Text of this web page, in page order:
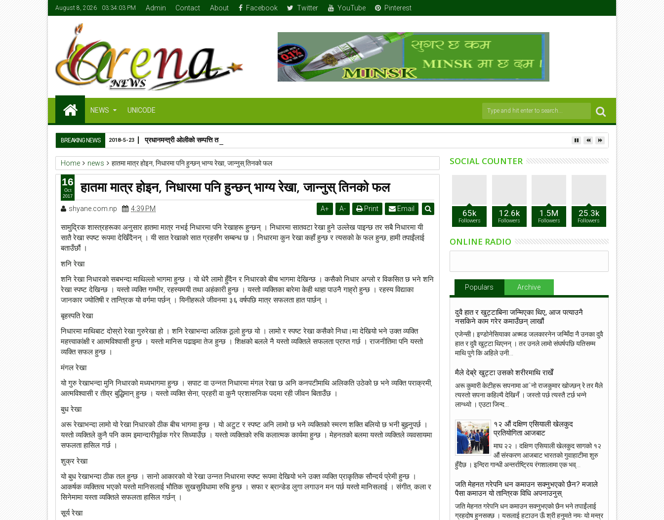
August 8, 2026 03:34:04 PM Admin Contact About Facebook Twitter YouTube Pinterest
NEWS UNICODE
BREAKING NEWS प्रधानमन्त्री ओलीको सम्पत्ति तलबभत्ताको ४२ लाख मात्र: सुन १७-१८ तोला
2018-5-23
Home news हातमा मात्र होइन, निधारमा पनि हुन्छन् भाग्य रेखा, जान्नुस् तिनको फल
हातमा मात्र होइन, निधारमा पनि हुन्छन् भाग्य रेखा, जान्नुस् तिनको फल
shyane.com.np 4:39 PM A+ A- Print Email
सामुद्रिक शास्त्रहरूका अनुसार हातमा मात्र नभई निधारमा पनि रेखाहरू हुन्छन् । निधारमा सातवटा रेखा हुने उल्लेख पाइन्छ तर सबै निधारमा यी
सातै रेखा स्पष्ट रूपमा देखिँदैनन् । यी सात रेखाको सात ग्रहसँग सम्बन्ध छ । निधारमा कुन रेखा कहाँ हुन्छ र त्यसको के फल हुन्छ, हामी तपाईंलाई
बताउँछौं ।
शनि रेखा
शनि रेखा निधारको सबभन्दा माथिल्लो भागमा हुन्छ । यो धेरै लामो हुँदैन र निधारको बीच भागमा देखिन्छ । कसैको निधार अग्लो र विकसित छ भने शनि
रेखा स्पष्ट देखिन्छ । यस्तो व्यक्ति गम्भीर, रहस्यमयी तथा अहंकारी हुन्छ । यस्तो व्यक्तिका बारेमा केही थाहा पाउनै गाह्रो हुन्छ । रहस्य विद्याका
जानकार ज्योतिषी र तान्त्रिक यो वर्गमा पर्छन् । यिनीहरूले जीवनमा ३६ वर्षपछि मात्र सफलता हात पार्छन् ।
बृहस्पति रेखा
निधारमा माथिबाट दोस्रो रेखा गुरुरेखा हो । शनि रेखाभन्दा अलिक ठूलो हुन्छ यो । लामो र स्पष्ट रेखा कसैको निधा।मा देखियो भने उक्त व्यक्ति
महत्त्वाकांक्षी र आत्मविश्वासी हुन्छ । यस्तो मानिस पढाइमा तेज हुन्छ । शिक्षको बलले नै यस्तो व्यक्तिले सफलता प्राप्त गर्छ । राजनीतिमा पनि यस्तो
व्यक्ति सफल हुन्छ ।
मंगल रेखा
यो गुरु रेखाभन्दा मुनि निधारको मध्यभागमा हुन्छ । सपाट वा उन्नत निधारमा मंगल रेखा छ अनि कनपटीमाथि अलिकति उठेको छ भने व्यक्ति पराक्रमी,
आत्मविश्वासी र तीव्र बुद्धिमान् हुन्छ । यस्तो व्यक्ति सेना, प्रहरी वा कुनै प्रशासनिक पदमा रही जीवन बिताउँछ ।
बुध रेखा
अरू रेखाभन्दा लामो यो रेखा निधारको ठीक बीच भागमा हुन्छ । यो अटुट र स्पष्ट अनि लामो छ भने व्यक्तिको स्मरण शक्ति बलियो छ भनी बुझ्नुपर्छ ।
यस्तो व्यक्तिले कुनै पनि काम इमान्दारीपूर्वक गरेर सिध्याउँछ । यस्तो व्यक्तिको रुचि कलात्मक कार्यमा हुन्छ । मेहनतको बलमा यस्तो व्यक्तिले व्यवसायमा
सफलता हासिल गर्छ ।
शुक्र रेखा
यो बुध रेखाभन्दा ठीक तल हुन्छ । सानो आकारको यो रेखा उन्नत निधारमा स्पष्ट रूपमा देखियो भने उक्त व्यक्ति प्राकृतिक सौन्दर्य प्रेमी हुन्छ ।
आकर्षक व्यक्तित्व भएको यस्तो मानिसलाई भौतिक सुखसुविधामा रुचि हुन्छ । सफा र ब्रान्डेड लुगा लगाउन मन पर्छ यस्तो मानिसलाई । संगीत, कला र
सिनेमामा यस्ता व्यक्तिले सफलता हासिल गर्छन् ।
सूर्य रेखा
16
Oct
2017
SOCIAL COUNTER
65k
Followers
12.6k
Followers
1.5M
Followers
25.3k
Followers
ONLINE RADIO
Populars Archive
दुवै हात र खुट्टाबिना जन्मिएका थिए, आज पत्याउनै
नसकिने काम गरेर कमाउँछन् लाखौं
एजेन्सी। इण्डोनेसियाका अच्मड जलकारनेन जन्मिँदा नै उनका दुवै
हात र दुवै खुट्टा थिएनन् । तर उनले लामो संघर्षपछि यतिसम्म
माथि पुगे कि अहिले उनी...
मैले देब्रे खुट्टा उसको शरीरमाथि राखेँ
अरू कुमारी केटीहरू सपनामा आˆनो राजकुमार खोज्छन् रे तर मैले
त्यस्तो सपना कहिल्यै देखिनँ । जस्तो पर्छ त्यस्तै टर्छ भन्ने
लाग्थ्यो । एउटा जिन्द...
१२ औं दक्षिण एसियाली खेलकुद
प्रतियोगिता आजबाट
माघ २२ । दक्षिण एसियाली खेलकुद सागको १२
औं संस्करण आजबाट भारतको गुवाहाटीमा शुरु
हुँदैछ । इन्दिरा गान्धी अन्तर्राष्ट्रिय रंगशालामा एक भव्...
जति मेहनत गरेपनि धन कमाउन सक्नुभएको छैन? मजाले
पैसा कमाउन यो तान्त्रिक विधि अपनाउनुस्
जति मेहनत गरेपनि धन कमाउन सक्नुभएको छैन भने तपाईंलाई
ग्रहदोष हुनसक्छ । यसलाई हटाउन ऊँ श्री हनुमते नमः यो मन्त्र